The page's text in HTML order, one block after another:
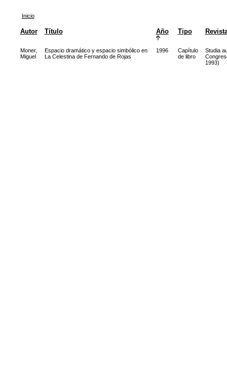
Inicio
Autor Título Año Tipo
Moner,
Miguel
Espacio dramático y espacio simbólico en
La Celestina de Fernando de Rojas
1996
Capítulo
de libro
Studia
1993)